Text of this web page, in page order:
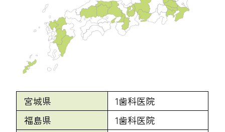
宮城県
1歯科医院
福島県
1歯科医院